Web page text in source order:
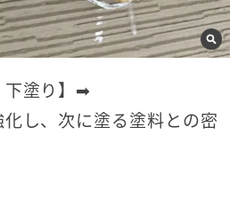
下塗り】➡
し、次に塗る塗料との密